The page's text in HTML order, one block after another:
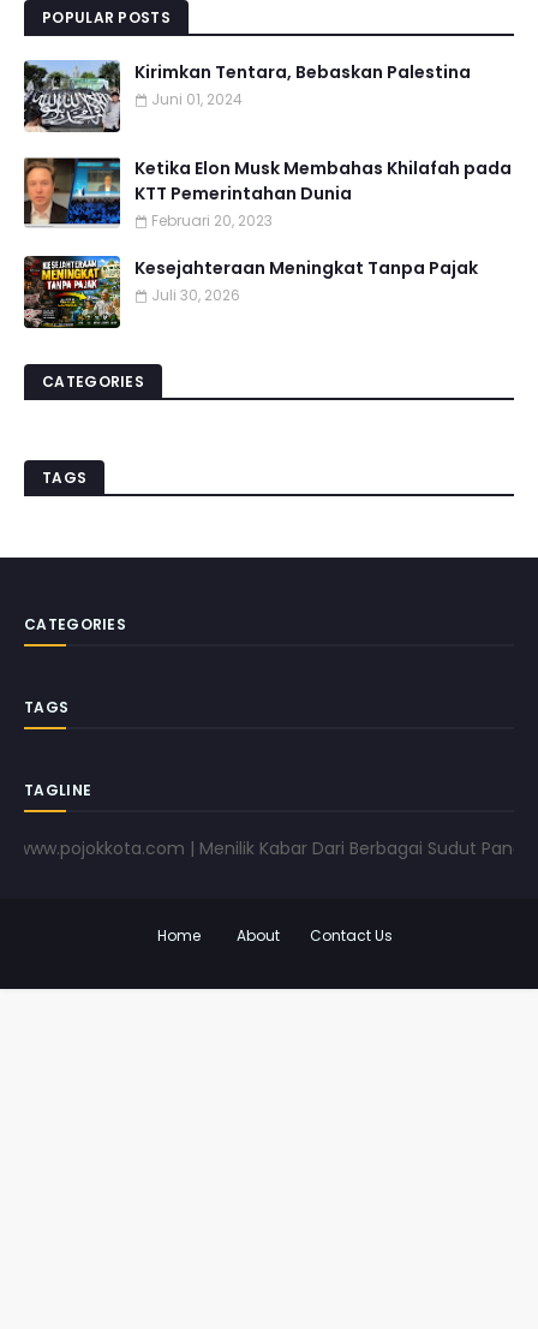
POPULAR POSTS
Kirimkan Tentara, Bebaskan Palestina
Juni 01, 2024
Ketika Elon Musk Membahas Khilafah pada
KTT Pemerintahan Dunia
Februari 20, 2023
Kesejahteraan Meningkat Tanpa Pajak
Juli 30, 2026
CATEGORIES
TAGS
CATEGORIES
TAGS
TAGLINE
| Menilik Kabar Dari Berbagai Sudut Pandang
Home About Contact Us